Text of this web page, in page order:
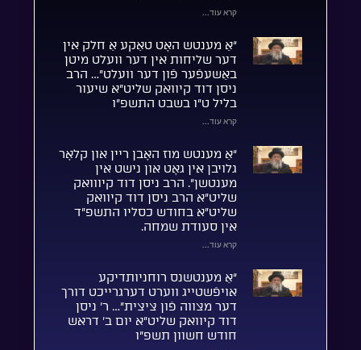
קרא עוד...
“אַ מענטש האָט טאַקע אַ חלק אין
דער שליחות אין דער וועלט מיטן
באַשעפֿער פֿון דער וועלט”… הרב
ניסן דוד קיוואק שליט”א שיעור
בליל ט”ו בשבט התשפ”ו
קרא עוד...
“אַ מענטש מוז האָבן ריין און קלאָר
גלויבן אין גאָט און נישט אין
מענטשן”. הרב ניסן דוד קיווואק
שליט”א הרב ניסן דוד קיוואק
שליט”א בחודש כסליו התשפ”ד
אין סעודת שמחה.
קרא עוד...
“אַ מענטשנס רוחניותדיקע
אויפֿשטייג ווערט דערגרייכט דורך
דער מצווה פֿון ציצית”… ר’ ניסן
דוד קיוואק שליט”א יום ב’ דראש
חודש חשוון תשפ”ו